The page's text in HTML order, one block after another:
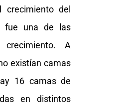
crecimiento del
fue una de las
A
existían camas
16 camas de
en distintos